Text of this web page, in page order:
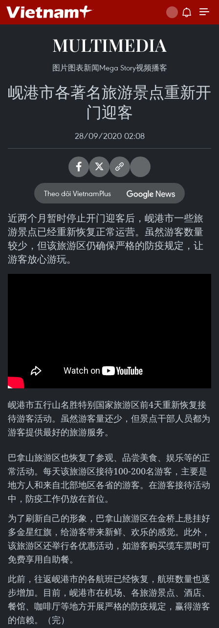
MULTIMEDIA
图片图表新闻Mega Story视频播客
岘港市各著名旅游景点重新开
门迎客
28/09/2020 02:08
Theo dõi VietnamPlus
近两个月暂时停止开门迎客后，岘港市一些旅
游景点已经重新恢复正常运营。虽然游客数量
较少，但该旅游区仍确保严格的防疫规定，让
游客放心游玩。
岘港市五行山名胜特别国家旅游区前4天重新恢复接
待游客活动。虽然游客量还少，但景点干部人员都为
游客提供最好的旅游服务。
巴拿山旅游区也恢复了参观、品尝美食、娱乐等的正
常活动。每天该旅游区接待100-200名游客，主要是
地方人和来自北部地区各省的游客。在游客接待活动
中，防疫工作仍放在首位。
为了刷新自己的形象，巴拿山旅游区在金桥上悬挂好
多金星红旗，给游客带来新鲜、欢乐的感觉。此外，
该旅游区还举行各优惠活动，如游客购买缆车票时可
免费享用自助餐。
此前，往返岘港市的各航班已经恢复，航班数量也逐
步增加。目前，岘港市在机场、各旅游景点、酒店、
餐馆、咖啡厅等地方开展严格的防疫规定，赢得游客
的信赖。（完）